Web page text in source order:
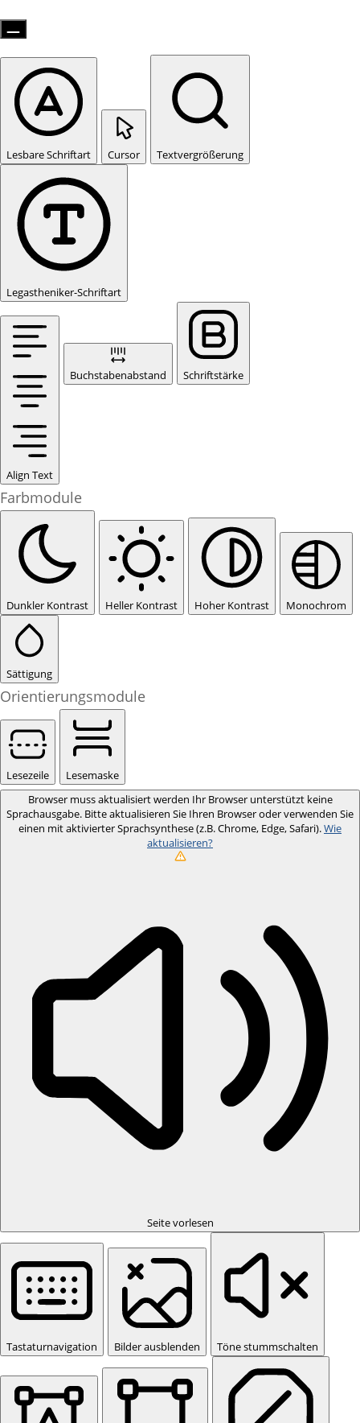
Lesbare Schriftart Cursor Textvergrößerung
Legastheniker-Schriftart
Align Text
Buchstabenabstand Schriftstärke
Farbmodule
Dunkler Kontrast Heller Kontrast Hoher Kontrast Monochrom
Sättigung
Orientierungsmodule
Lesezeile
Lesemaske
Browser muss aktualisiert werden Ihr Browser unterstützt keine
Sprachausgabe. Bitte aktualisieren Sie Ihren Browser oder verwenden Sie
einen mit aktivierter Sprachsynthese (z.B. Chrome, Edge, Safari).Wie
aktualisieren?
Seite vorlesen
Tastaturnavigation Bilder ausblenden Töne stummschalten